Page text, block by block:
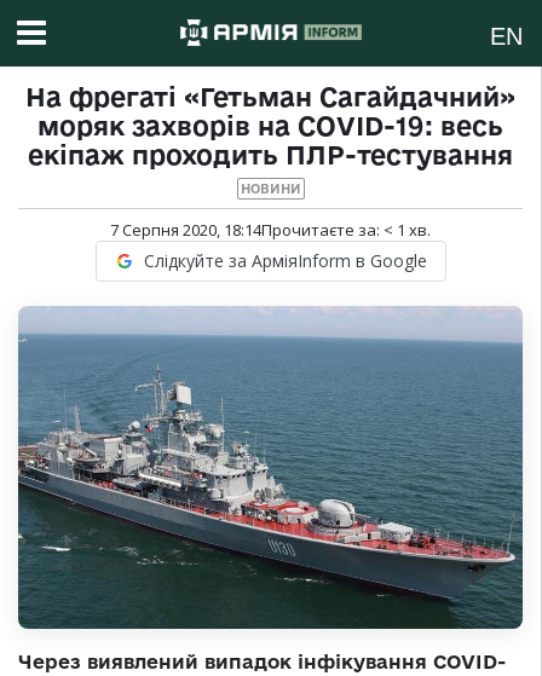
EN
На фрегаті «Гетьман Сагайдачний»
моряк захворів на COVID-19: весь
екіпаж проходить ПЛР-тестування
НОВИНИ
7 Серпня 2020, 18:14Прочитаєте за: < 1 хв.
Слідкуйте за АрміяInform в Google
Через виявлений випадок інфікування COVID-